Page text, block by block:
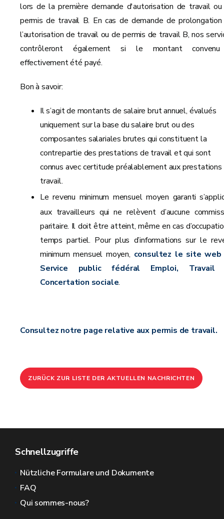
lors de la première demande d'autorisation de travail
permis de travail B. En cas de demande de
l’autorisation de travail ou de permis de travail B, nos
contrôleront également si le montant
effectivement été payé.
Bon à savoir:
Il s’agit de montants de salaire brut annuel, évalués
uniquement sur la base du salaire brut ou des
composantes salariales brutes qui constituent la
contrepartie des prestations de travail et qui sont
connus avec certitude préalablement aux prestations
travail.
Le revenu minimum mensuel moyen garanti
aux travailleurs qui ne relèvent d’aucune
paritaire. Il doit être atteint, même en cas
temps partiel. Pour plus d’informations sur le
minimum mensuel moyen, consultez le site web
Service public fédéral Emploi, Travail
Concertation sociale.
Consultez notre page relative aux permis de travail.
ZURÜCK ZUR LISTE DER AKTUELLEN NACHRICHTEN
Schnellzugriffe
Nützliche Formulare und Dokumente
FAQ
Qui sommes-nous?